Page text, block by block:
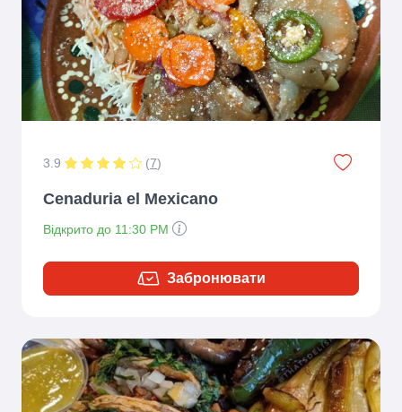
3.9 (7)
Cenaduria el Mexicano
Відкрито до 11:30 PM
Забронювати